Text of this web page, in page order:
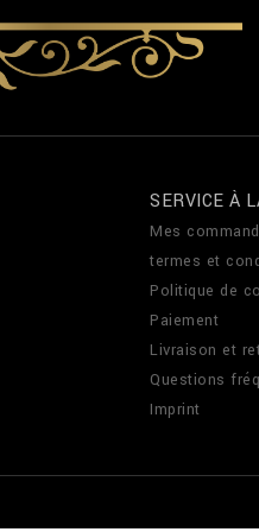
SERVICE À
Mes
termes et
Politique de
Paiement
Livraison et
Questions
Imprint